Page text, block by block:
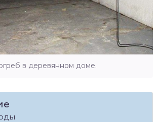
в деревянном доме.